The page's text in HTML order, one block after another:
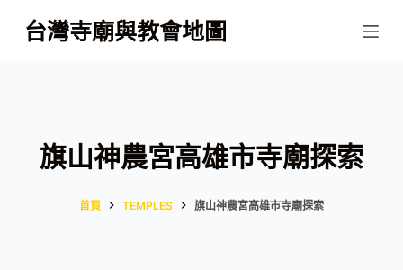
跳
至
台灣寺廟與教會地圖
旗山神農宮高雄市寺廟探索
首頁 TEMPLES 旗山神農宮高雄市寺廟探索